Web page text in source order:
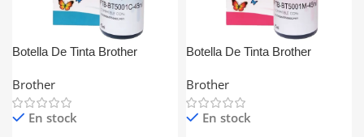
Botella De Tinta Brother
Brother
En stock
Botella De Tinta Brother
Brother
En stock